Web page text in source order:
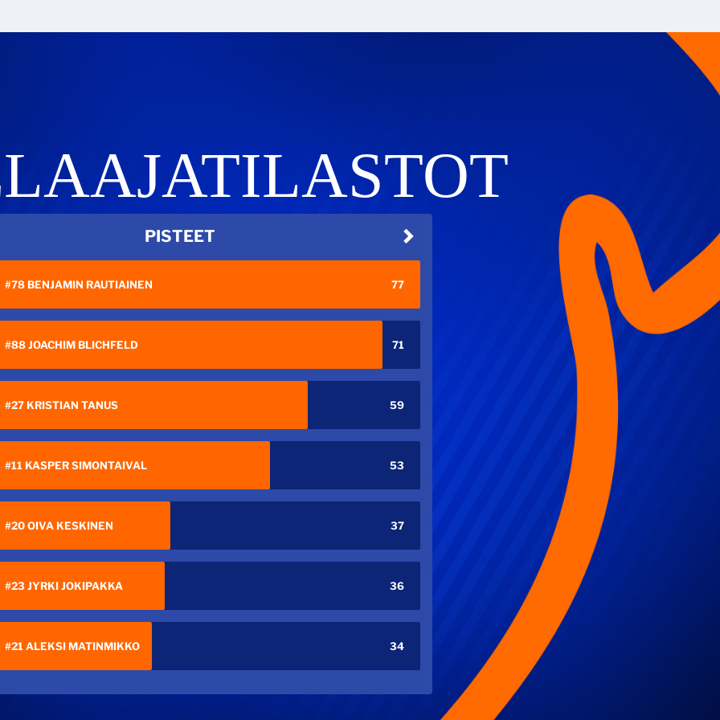
PISTEET
#78 BENJAMIN RAUTIAINEN 77
#88 JOACHIM BLICHFELD 71
#27 KRISTIAN TANUS 59
#11 KASPER SIMONTAIVAL 53
#20 OIVA KESKINEN 37
#23 JYRKI JOKIPAKKA 36
#21 ALEKSI MATINMIKKO 34